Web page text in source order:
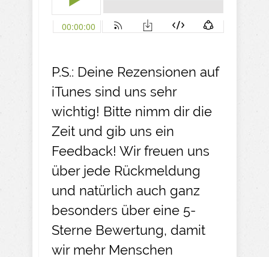
P.S.: Deine Rezensionen auf
iTunes sind uns sehr
wichtig! Bitte nimm dir die
Zeit und gib uns ein
Feedback! Wir freuen uns
über jede Rückmeldung
und natürlich auch ganz
besonders über eine 5-
Sterne Bewertung, damit
wir mehr Menschen